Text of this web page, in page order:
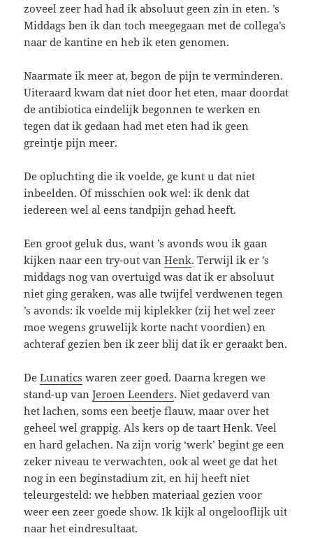
zoveel zeer had had ik absoluut geen zin in eten. ’s
Middags ben ik dan toch meegegaan met de collega’s
naar de kantine en heb ik eten genomen.
Naarmate ik meer at, begon de pijn te verminderen.
Uiteraard kwam dat niet door het eten, maar doordat
de antibiotica eindelijk begonnen te werken en
tegen dat ik gedaan had met eten had ik geen
greintje pijn meer.
De opluchting die ik voelde, ge kunt u dat niet
inbeelden. Of misschien ook wel: ik denk dat
iedereen wel al eens tandpijn gehad heeft.
Een groot geluk dus, want ’s avonds wou ik gaan
kijken naar een try-out vanHenk. Terwijl ik er ’s
middags nog van overtuigd was dat ik er absoluut
niet ging geraken, was alle twijfel verdwenen tegen
’s avonds: ik voelde mij kiplekker (zij het wel zeer
moe wegens gruwelijk korte nacht voordien) en
achteraf gezien ben ik zeer blij dat ik er geraakt ben.
DeLunatics waren zeer goed. Daarna kregen we
stand-up vanJeroen Leenders. Niet gedaverd van
het lachen, soms een beetje flauw, maar over het
geheel wel grappig. Als kers op de taart Henk. Veel
en hard gelachen. Na zijn vorig ‘werk’ begint ge een
zeker niveau te verwachten, ook al weet ge dat het
nog in een beginstadium zit, en hij heeft niet
teleurgesteld: we hebben materiaal gezien voor
weer een zeer goede show. Ik kijk al ongelooflijk uit
naar het eindresultaat.